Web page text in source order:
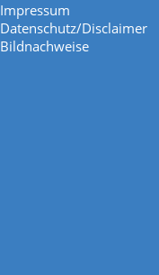
Impressum
Datenschutz/Disclaimer
Bildnachweise